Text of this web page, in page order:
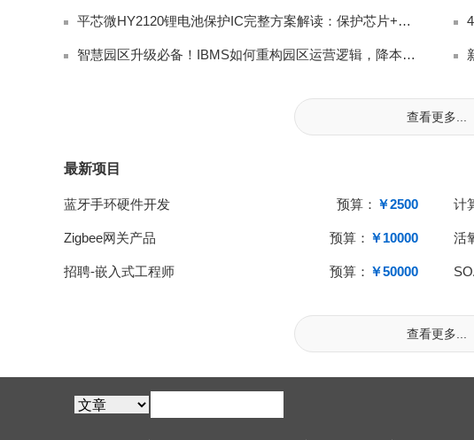
平芯微HY2120锂电池保护IC完整方案解读：保护芯片+双MOS+充电IC三合一
智慧园区升级必备！IBMS如何重构园区运营逻辑，降本又提效
查看更多...
最新项目
蓝牙手环硬件开发 预算： ￥2500 计
Zigbee网关产品 预算： ￥10000 活
招聘-嵌入式工程师 预算： ￥50000
查看更多...